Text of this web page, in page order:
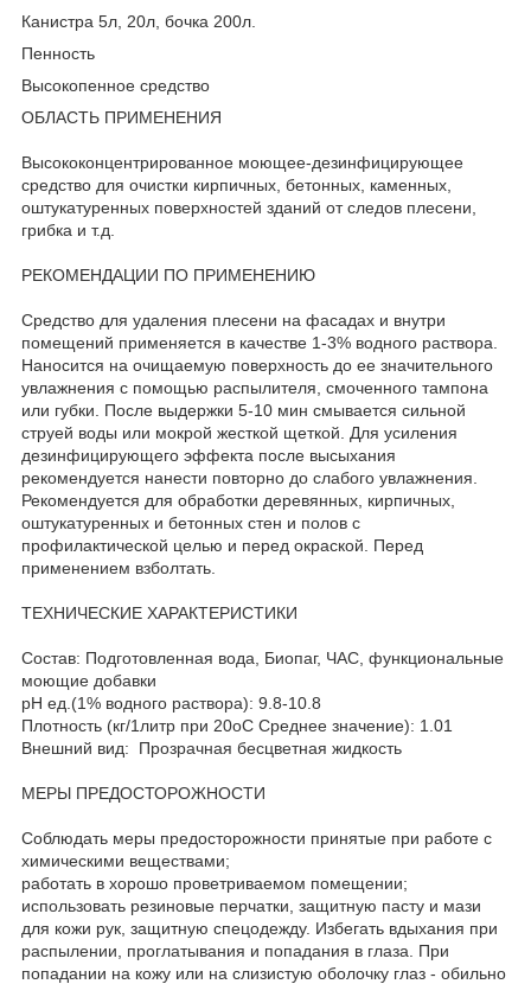
Канистра 5л, 20л, бочка 200л.
Пенность
Высокопенное средство
ОБЛАСТЬ ПРИМЕНЕНИЯ
Высококонцентрированное моющее-дезинфицирующее
средство для очистки кирпичных, бетонных, каменных,
оштукатуренных поверхностей зданий от следов плесени,
грибка и т.д.
РЕКОМЕНДАЦИИ ПО ПРИМЕНЕНИЮ
Средство для удаления плесени на фасадах и внутри
помещений применяется в качестве 1-3% водного раствора.
Наносится на очищаемую поверхность до ее значительного
увлажнения с помощью распылителя, смоченного тампона
или губки. После выдержки 5-10 мин смывается сильной
струей воды или мокрой жесткой щеткой. Для усиления
дезинфицирующего эффекта после высыхания
рекомендуется нанести повторно до слабого увлажнения.
Рекомендуется для обработки деревянных, кирпичных,
оштукатуренных и бетонных стен и полов с
профилактической целью и перед окраской. Перед
применением взболтать.
ТЕХНИЧЕСКИЕ ХАРАКТЕРИСТИКИ
Состав: Подготовленная вода, Биопаг, ЧАС, функциональные
моющие добавки
рН ед.(1% водного раствора): 9.8-10.8
Плотность (кг/1литр при 20оС Среднее значение): 1.01
Внешний вид: Прозрачная бесцветная жидкость
МЕРЫ ПРЕДОСТОРОЖНОСТИ
Соблюдать меры предосторожности принятые при работе с
химическими веществами;
работать в хорошо проветриваемом помещении;
использовать резиновые перчатки, защитную пасту и мази
для кожи рук, защитную спецодежду. Избегать вдыхания при
распылении, проглатывания и попадания в глаза. При
попадании на кожу или на слизистую оболочку глаз - обильно